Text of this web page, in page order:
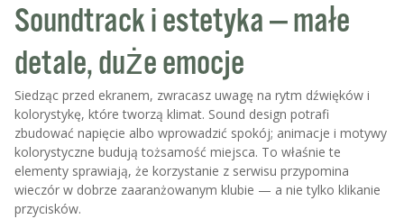
Soundtrack i estetyka — małe
detale, duże emocje
Siedząc przed ekranem, zwracasz uwagę na rytm dźwięków i
kolorystykę, które tworzą klimat. Sound design potrafi
zbudować napięcie albo wprowadzić spokój; animacje i motywy
kolorystyczne budują tożsamość miejsca. To właśnie te
elementy sprawiają, że korzystanie z serwisu przypomina
wieczór w dobrze zaaranżowanym klubie — a nie tylko klikanie
przycisków.